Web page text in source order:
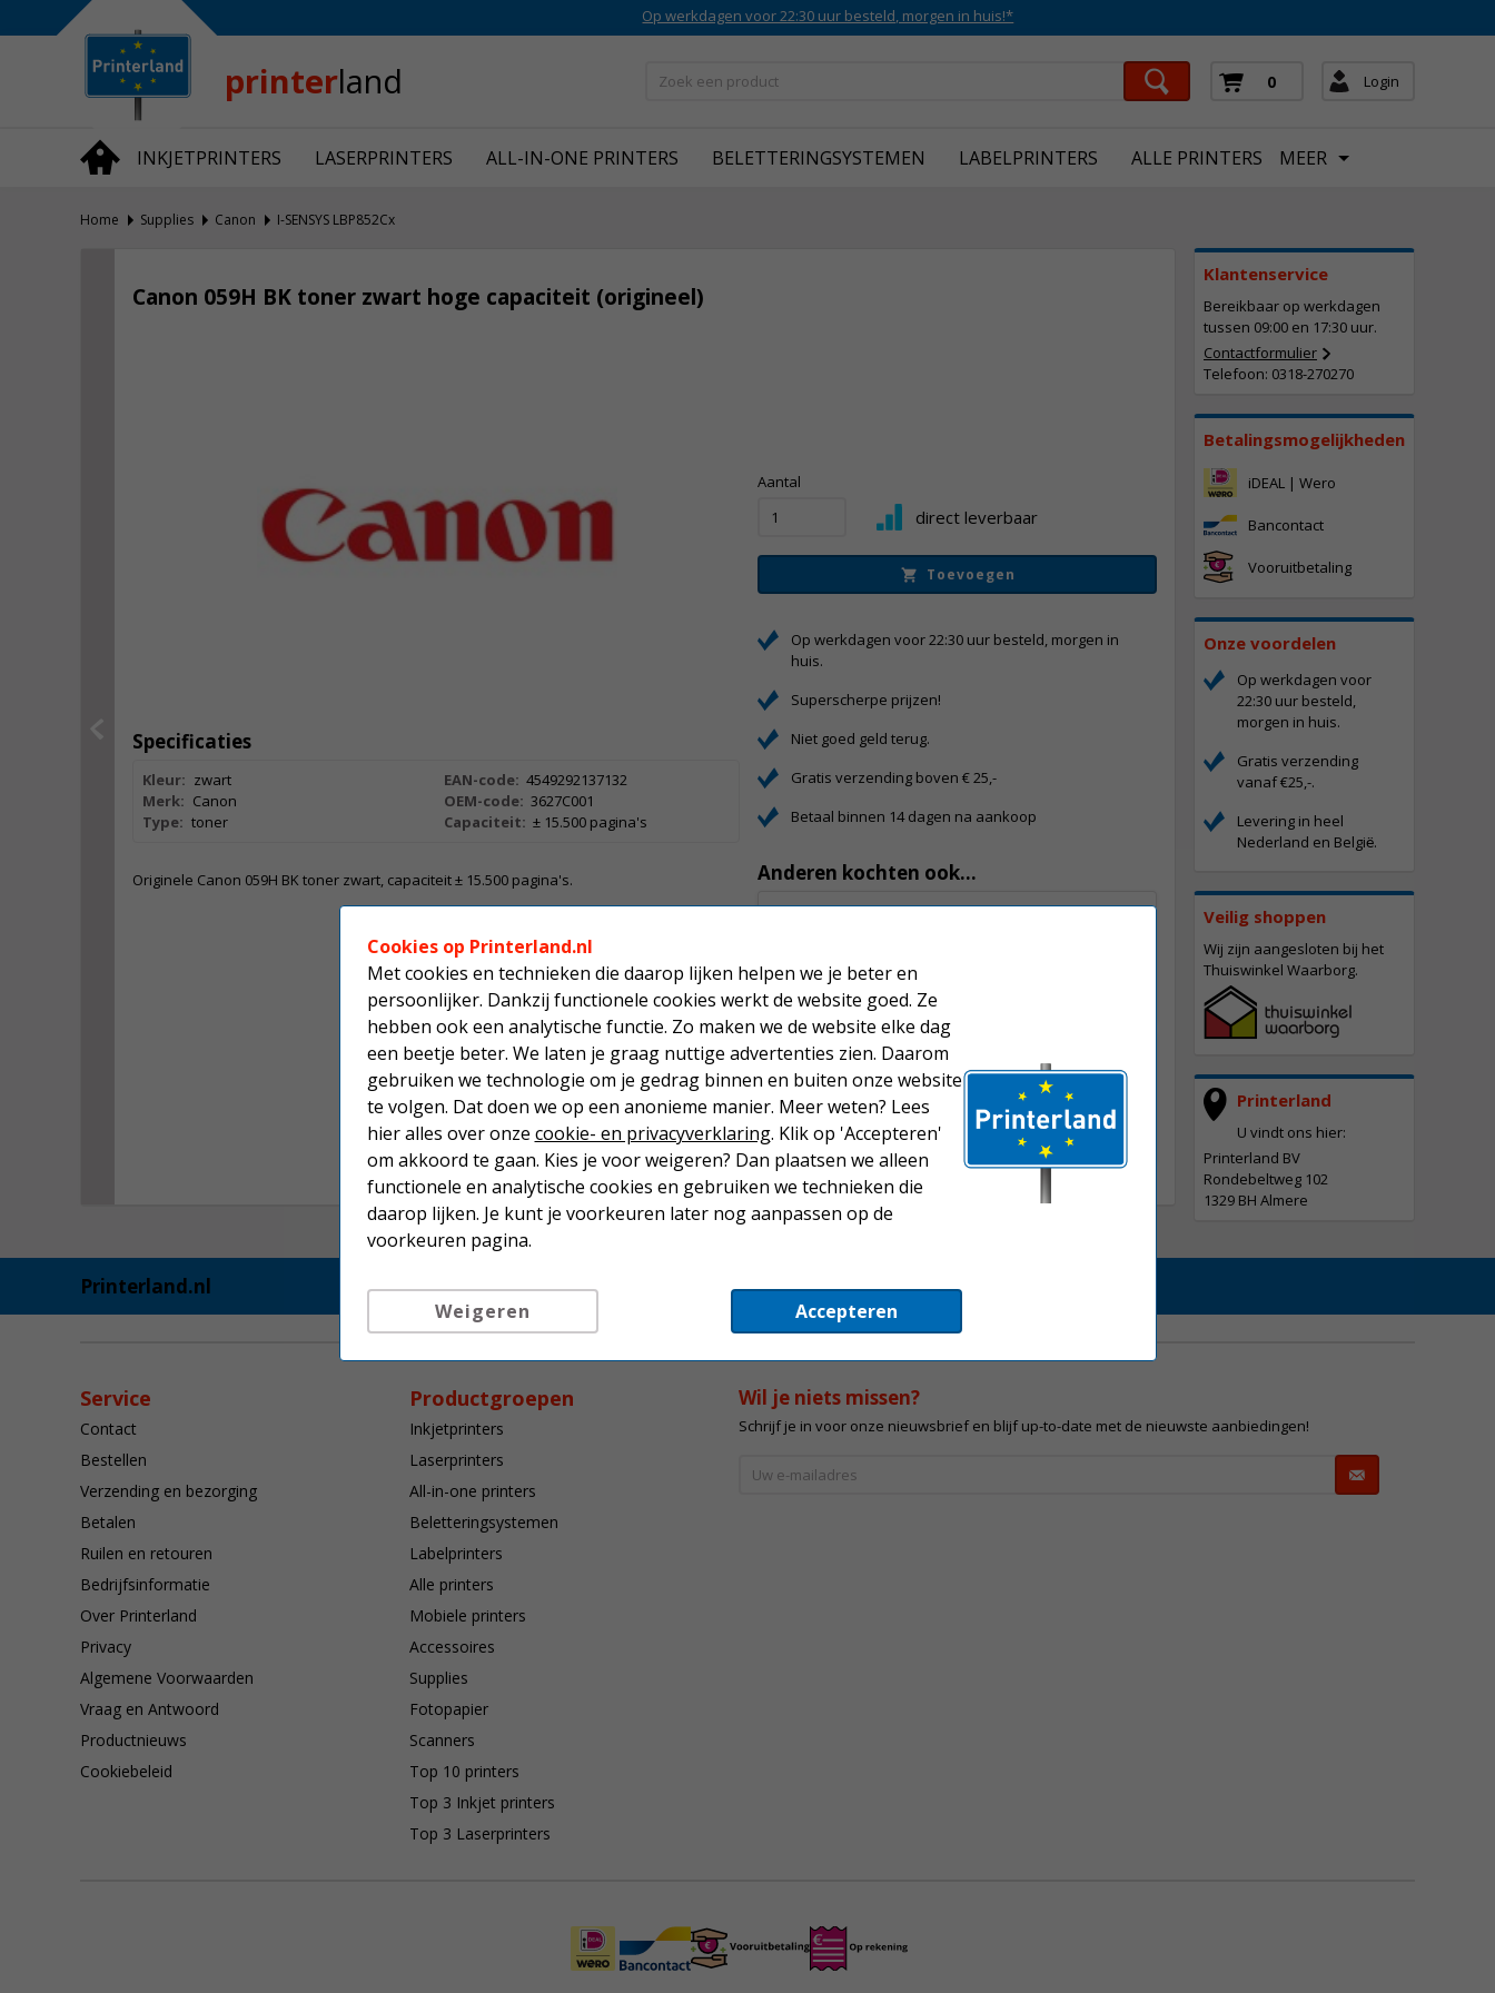
Op werkdagen voor 22:30 uur besteld, morgen in huis!*
printerland 0 Login
INKJETPRINTERS LASERPRINTERS ALL-IN-ONE PRINTERS BELETTERINGSYSTEMEN LABELPRINTERS ALLE PRINTERS MEER
Over Printerland
Privacy
Algemene Voorwaarden
Productnieuws
Home Supplies Canon I-SENSYS LBP852Cx
Klantenservice
Bereikbaar op werkdagen
tussen 09:00 en 17:30 uur.
Contactformulier
Telefoon: 0318-270270
Betalingsmogelijkheden
iDEAL | Wero
Bancontact
Vooruitbetaling
Onze voordelen
Op werkdagen voor
22:30 uur besteld,
morgen in huis.
Gratis verzending
vanaf €25,-.
Levering in heel
Nederland en België.
Veilig shoppen
Wij zijn aangesloten bij het
Thuiswinkel Waarborg.
Printerland
U vindt ons hier:
Printerland BV
Rondebeltweg 102
1329 BH Almere
Canon 059H BK toner zwart hoge capaciteit (origineel)
Specificaties
Kleur: zwart
Merk: Canon
Type: toner
EAN-code: 4549292137132
OEM-code: 3627C001
Capaciteit: ± 15.500 pagina's
Originele Canon 059H BK toner zwart, capaciteit ± 15.500 pagina's.
Aantal
direct leverbaar
Toevoegen
Op werkdagen voor 22:30 uur besteld, morgen in
huis.
Superscherpe prijzen!
Niet goed geld terug.
Gratis verzending boven € 25,-
Betaal binnen 14 dagen na aankoop
Anderen kochten ook...
Canon 039H toner zwart
289,99
Canon 056H BK toner zwart
hoge capaciteit
237,50
Printerland.nl
Service
Contact
Bestellen
Verzending en bezorging
Betalen
Ruilen en retouren
Bedrijfsinformatie
Over Printerland
Privacy
Algemene Voorwaarden
Vraag en Antwoord
Productnieuws
Cookiebeleid
Productgroepen
Inkjetprinters
Laserprinters
All-in-one printers
Beletteringsystemen
Labelprinters
Alle printers
Mobiele printers
Accessoires
Supplies
Fotopapier
Scanners
Top 10 printers
Top 3 Inkjet printers
Top 3 Laserprinters
Wil je niets missen?
Schrijf je in voor onze nieuwsbrief en blijf up-to-date met de nieuwste aanbiedingen!
Cookies op Printerland.nl
Met cookies en technieken die daarop lijken helpen we je beter en
persoonlijker. Dankzij functionele cookies werkt de website goed. Ze
hebben ook een analytische functie. Zo maken we de website elke dag
een beetje beter. We laten je graag nuttige advertenties zien. Daarom
gebruiken we technologie om je gedrag binnen en buiten onze website
te volgen. Dat doen we op een anonieme manier. Meer weten? Lees
hier alles over onze cookie- en privacyverklaring. Klik op 'Accepteren'
om akkoord te gaan. Kies je voor weigeren? Dan plaatsen we alleen
functionele en analytische cookies en gebruiken we technieken die
daarop lijken. Je kunt je voorkeuren later nog aanpassen op de
voorkeuren pagina.
Accepteren
Weigeren